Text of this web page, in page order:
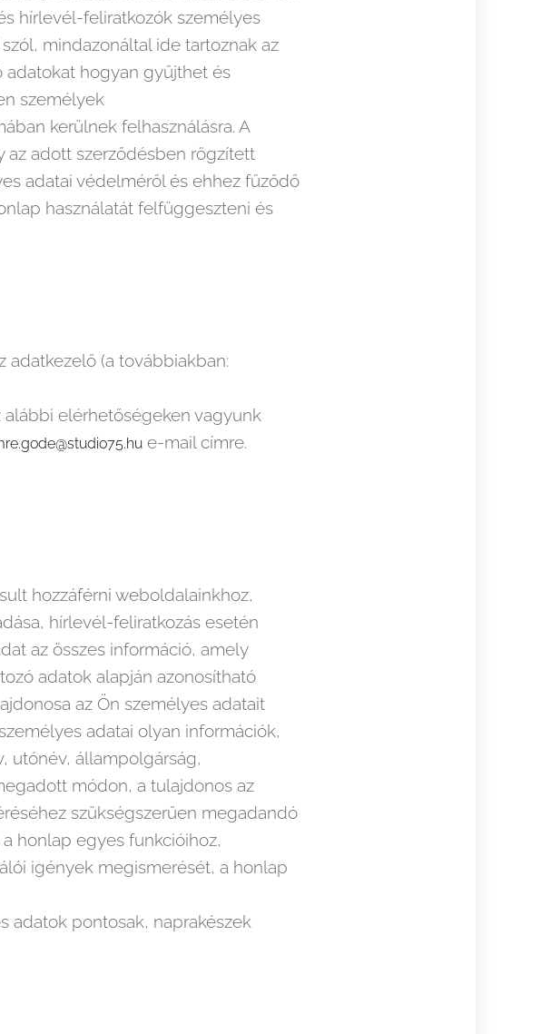
hírlevél-feliratkozók személyes
mindazonáltal ide tartoznak az
adatokat hogyan gyűjthet és
személyek
kerülnek felhasználásra. A
adott szerződésben rögzített
adatai védelméről és ehhez fűződő
használatát felfüggeszteni és
adatkezelő (a továbbiakban:
elérhetőségeken vagyunk
e-mail címre.
hozzáférni weboldalainkhoz,
hírlevél-feliratkozás esetén
az összes információ, amely
adatok alapján azonosítható
az Ön személyes adatait
adatai olyan információk,
utónév, állampolgárság,
módon, a tulajdonos az
szükségszerűen megadandó
honlap egyes funkcióihoz,
igények megismerését, a honlap
adatok pontosak, naprakészek